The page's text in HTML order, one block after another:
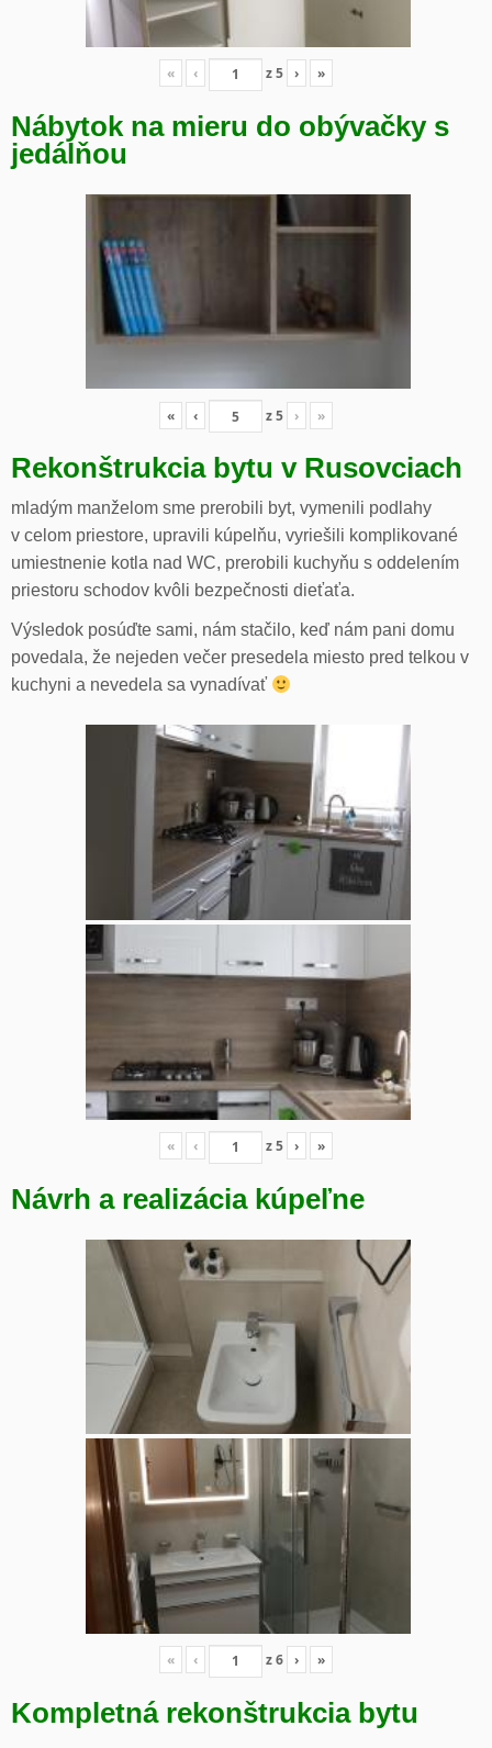
« ‹ z5 › »
Nábytok na mieru do obývačky s
jedálňou
« ‹ z5 › »
Rekonštrukcia bytu v Rusovciach
mladým manželom sme prerobili byt, vymenili podlahy
v celom priestore, upravili kúpelňu, vyriešili komplikované
umiestnenie kotla nad WC, prerobili kuchyňu s oddelením
priestoru schodov kvôli bezpečnosti dieťaťa.
Výsledok posúďte sami, nám stačilo, keď nám pani domu
povedala, že nejeden večer presedela miesto pred telkou v
kuchyni a nevedela sa vynadívať
« ‹ z5 › »
Návrh a realizácia kúpeľne
« ‹ z6 › »
Kompletná rekonštrukcia bytu